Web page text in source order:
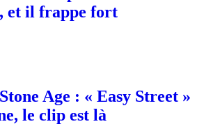
et il frappe fort
Age : « Easy Street »
le clip est là